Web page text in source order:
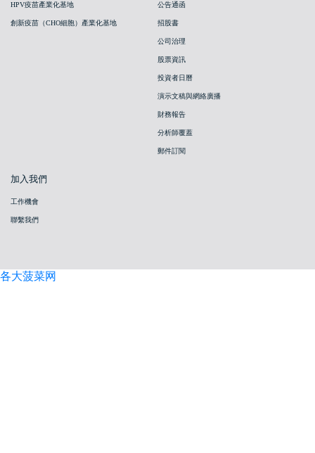
HPV疫苗產業化基地
創新疫苗（CHO細胞）產業化基地
公告通函
招股書
公司治理
股票資訊
投資者日曆
演示文稿與網絡廣播
財務報告
分析師覆蓋
郵件訂閱
加入我們
工作機會
聯繫我們
各大菠菜网